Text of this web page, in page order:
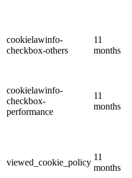
cookielawinfo-
checkbox-others
11
months
cookielawinfo-
checkbox-
performance
11
months
viewed_cookie_policy
11
months